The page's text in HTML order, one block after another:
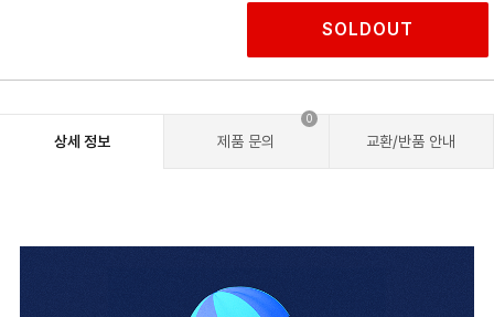
SOLDOUT
상세 정보 제품 문의
0
교환/반품 안내